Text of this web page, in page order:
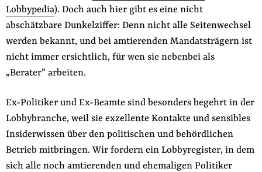
Lobbypedia). Doch auch hier gibt es eine nicht
abschätzbare Dunkelziffer: Denn nicht alle Seitenwechsel
werden bekannt, und bei amtierenden Mandatsträgern ist
nicht immer ersichtlich, für wen sie nebenbei als
„Berater“ arbeiten.
Ex-Politiker und Ex-Beamte sind besonders begehrt in der
Lobbybranche, weil sie exzellente Kontakte und sensibles
Insiderwissen über den politischen und behördlichen
Betrieb mitbringen. Wir fordern ein Lobbyregister, in dem
sich alle noch amtierenden und ehemaligen Politiker